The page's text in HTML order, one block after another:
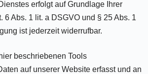
erfolgt auf Grundlage Ihrer
6 Abs. 1 lit. a DSGVO und § 25 Abs. 1
ist jederzeit widerrufbar.
beschriebenen Tools
auf unserer Website erfasst und an